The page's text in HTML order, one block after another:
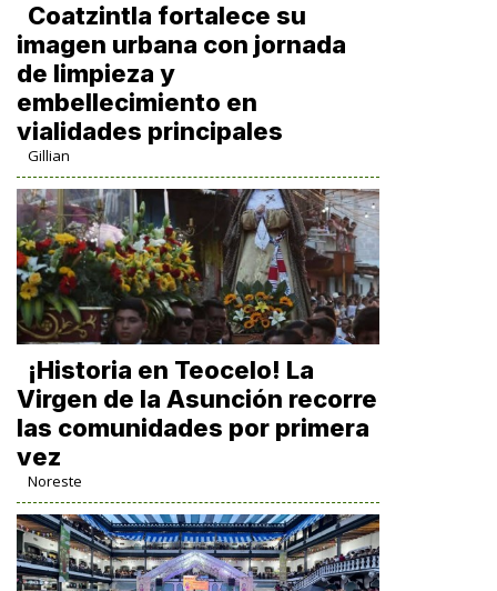
Coatzintla fortalece su
imagen urbana con jornada
de limpieza y
embellecimiento en
vialidades principales
Gillian
​¡Historia en Teocelo! La
Virgen de la Asunción recorre
las comunidades por primera
vez
Noreste